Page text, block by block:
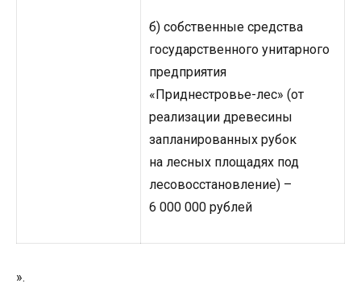
б) собственные средства
государственного унитарного
предприятия
«Приднестровье-лес» (от
реализации древесины
запланированных рубок
на лесных площадях под
лесовосстановление) –
6 000 000 рублей
».